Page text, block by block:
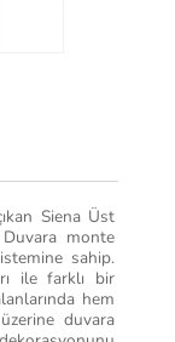
Siena Üst
Duvara monte
sahip.
ile farklı bir
hem
duvara